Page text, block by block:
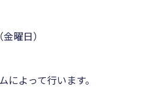
曜日）
よって行います。